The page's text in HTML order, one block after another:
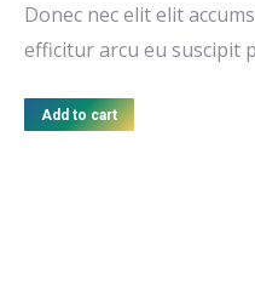
Donec nec elit elit
efficitur arcu eu suscipit
Add to cart